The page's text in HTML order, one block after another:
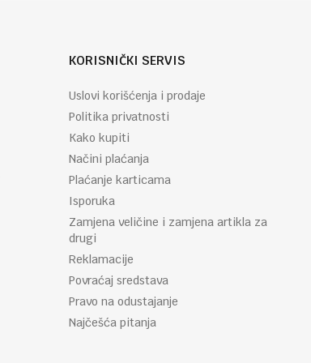
KORISNIČKI SERVIS
Uslovi korišćenja i prodaje
Politika privatnosti
Kako kupiti
Načini plaćanja
Plaćanje karticama
Isporuka
Zamjena veličine i zamjena artikla za
drugi
Reklamacije
Povraćaj sredstava
Pravo na odustajanje
Najčešća pitanja